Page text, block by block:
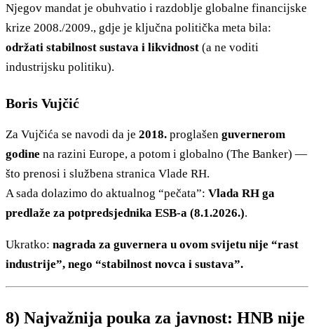
Njegov mandat je obuhvatio i razdoblje globalne financijske
krize 2008./2009., gdje je ključna politička meta bila:
održati stabilnost sustava i likvidnost (a ne voditi
industrijsku politiku).
Boris Vujčić
Za Vujčića se navodi da je 2018. proglašen guvernerom
godine na razini Europe, a potom i globalno (The Banker) —
što prenosi i službena stranica Vlade RH.
A sada dolazimo do aktualnog “pečata”: Vlada RH ga
predlaže za potpredsjednika ESB-a (8.1.2026.).
Ukratko: nagrada za guvernera u ovom svijetu nije “rast
industrije”, nego “stabilnost novca i sustava”.
8) Najvažnija pouka za javnost: HNB nije